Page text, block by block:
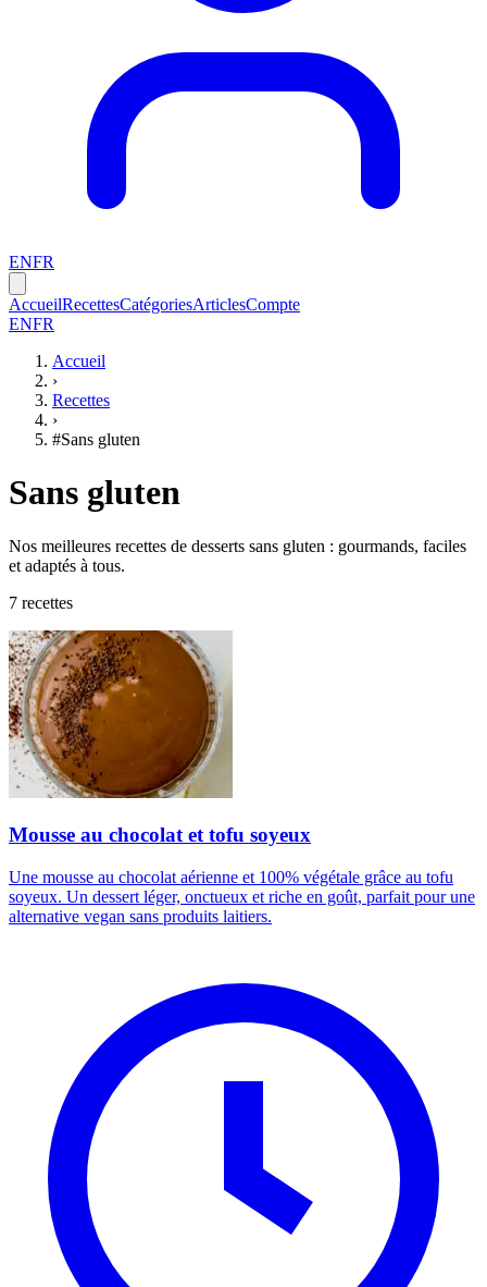
ENFR
AccueilRecettesCatégoriesArticlesCompte
ENFR
Accueil
›
Recettes
›
#Sans gluten
Sans gluten
Nos meilleures recettes de desserts sans gluten : gourmands, faciles
et adaptés à tous.
7 recettes
Mousse au chocolat et tofu soyeux
Une mousse au chocolat aérienne et 100% végétale grâce au tofu
soyeux. Un dessert léger, onctueux et riche en goût, parfait pour une
alternative vegan sans produits laitiers.